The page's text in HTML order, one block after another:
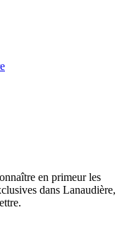
en primeur les
dans Lanaudière,